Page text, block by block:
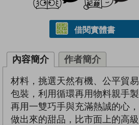
借閱實體書
內容簡介 作者簡介
材料，挑選天然有機、公平貿易
包裝，利用循環再用物料親手製
再用一雙巧手與充滿熱誠的心，
做出來的甜品，比市面上的高